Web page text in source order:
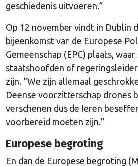
geschiedenis uitvoeren.”
Op 12 november vindt in Dublin
bijeenkomst van de Europese
Gemeenschap (EPC) plaats,
staatshoofden of
zijn. “We zijn allemaal
Deense voorzitterschap drones
verschenen dus de Ieren
voorbereid moeten zijn.”
Europese begroting
En dan de Europese begroting